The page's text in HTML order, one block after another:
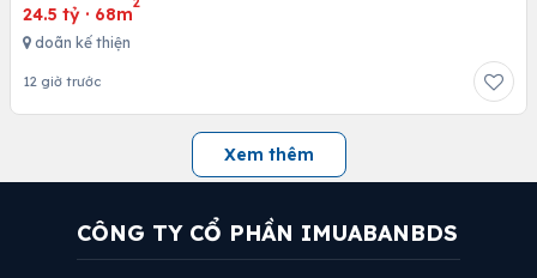
24.5 tỷ · 68m
doãn kế thiện
12 giờ trước
Xem thêm
CÔNG TY CỔ PHẦN IMUABANBDS